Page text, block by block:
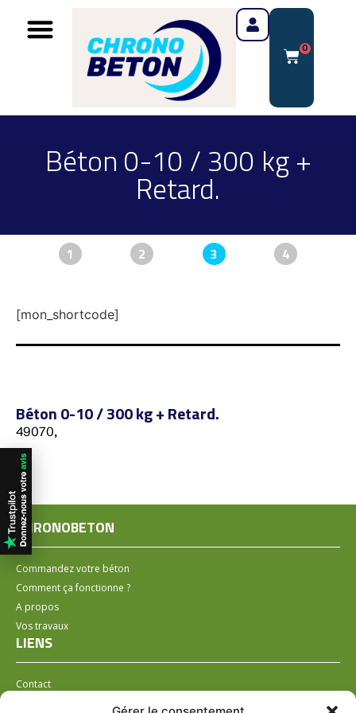
0
Béton 0-10 / 300 kg +
Retard.
1 2 3 4
[mon_shortcode]
Béton 0-10 / 300 kg + Retard.
49070,
CHRONOBETON
Commandez votre béton
Comment ça fonctionne ?
A propos
Vos travaux
LIENS
Contact